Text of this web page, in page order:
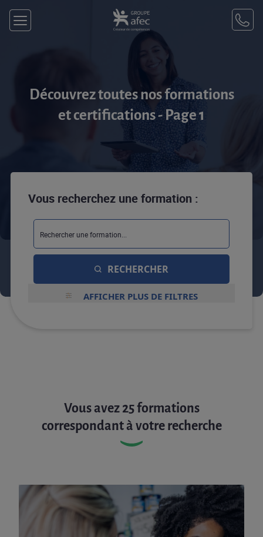
Découvrez toutes nos formations
et certifications - Page 1
Vous recherchez une formation :
RECHERCHER
AFFICHER PLUS DE FILTRES
Vous avez 25 formations
correspondant à votre recherche